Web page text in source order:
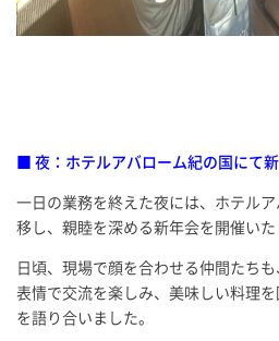
■ 夜：ホテルアバローム紀の国にて
一日の業務を終えた夜には、ホテル
移し、親睦を深める新年会を開催いた
日頃、現場で顔を合わせる仲間たち
表情で交流を楽しみ、美味しい料理
を語り合いました。